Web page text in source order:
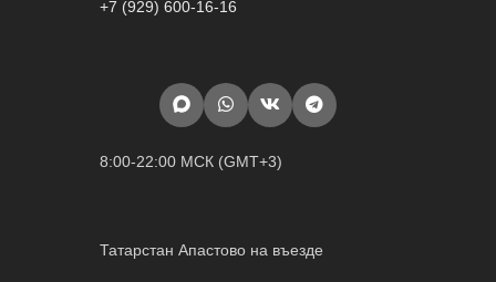
+7 (929) 600-16-16
8:00-22:00 МСК (GMT+3)
Татарстан Апастово на въезде